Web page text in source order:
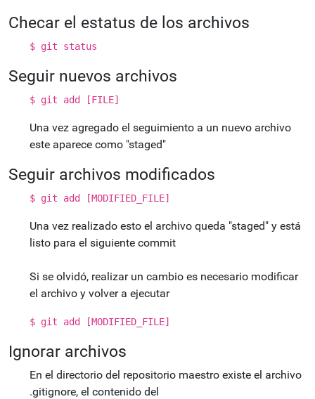
Checar el estatus de los archivos
$ git status
Seguir nuevos archivos
$ git add [FILE]
Una vez agregado el seguimiento a un nuevo archivo
este aparece como "staged"
Seguir archivos modificados
$ git add [MODIFIED_FILE]
Una vez realizado esto el archivo queda "staged" y está
listo para el siguiente commit
Si se olvidó, realizar un cambio es necesario modificar
el archivo y volver a ejecutar
$ git add [MODIFIED_FILE]
Ignorar archivos
En el directorio del repositorio maestro existe el archivo
.gitignore, el contenido del